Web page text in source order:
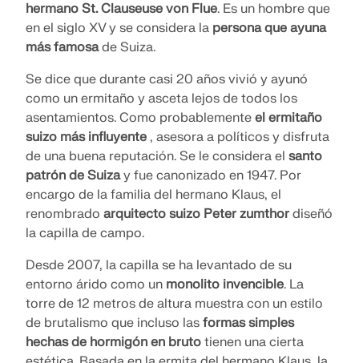
hermano St. Clauseuse von Flue. Es un hombre que
en el siglo XV y se considera la persona que ayuna
más famosade Suiza.
Se dice que durante casi 20 años vivió y ayunó
como un ermitaño y asceta lejos de todos los
asentamientos. Como probablemente el ermitaño
suizo más influyente , asesora a políticos y disfruta
de una buena reputación. Se le considera el santo
patrón de Suizay fue canonizado en 1947. Por
encargo de la familia del hermano Klaus, el
renombrado arquitecto suizo Peter zumthor diseñó
la capilla de campo.
Desde 2007, la capilla se ha levantado de su
entorno árido como un monolito invencible. La
torre de 12 metros de altura muestra con un estilo
de brutalismo que incluso las formas simples
hechas de hormigón en bruto tienen una cierta